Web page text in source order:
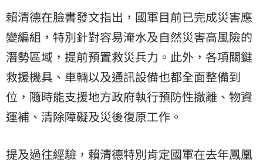
賴清德在臉書發文指出，國軍目前已完成災害應
變編組，特別針對容易淹水及自然災害高風險的
潛勢區域，提前預置救災兵力。此外，各項關鍵
救援機具、車輛以及通訊設備也都全面整備到
位，隨時能支援地方政府執行預防性撤離、物資
運補、清除障礙及災後復原工作。
提及過往經驗，賴清德特別肯定國軍在去年鳳凰